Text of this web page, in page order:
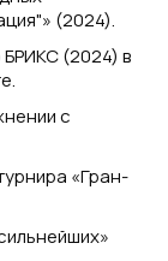
(2024).
(2024) в
с
«Гран-